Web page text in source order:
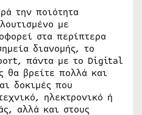
την ποιότητα
με
στα περίπτερα
διανομής, το
πάντα με το Digital
θα βρείτε πολλά και
δοκιμές που
ηλεκτρονικό ή
αλλά και στους